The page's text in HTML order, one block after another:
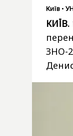
Київ •
ЗНО-